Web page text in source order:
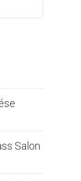
Salon